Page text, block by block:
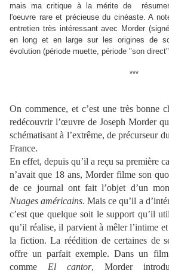
mais ma critique à la mérite de
l'oeuvre rare et précieuse du cinéaste. A
entretien très intéressant avec Morder
en long et en large sur les origines de
évolution (période muette, période "son
***
On commence, et c’est une très bonne
redécouvrir l’œuvre de Joseph Morder
schématisant à l’extrême, de précurseur
France.
En effet, depuis qu’il a reçu sa première
n’avait que 18 ans, Morder filme son
de ce journal ont fait l’objet d’un
Nuages américains. Mais ce qu’il a
c’est que quelque soit le support qu’il
qu’il réalise, il parvient à mêler l’intime
la fiction. La réédition de certaines de
offre un parfait exemple. Dans un
comme El cantor, Morder